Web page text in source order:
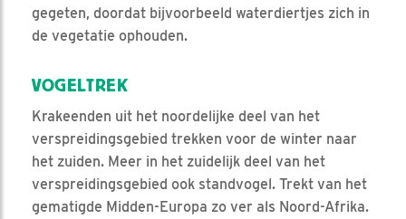
gegeten, doordat bijvoorbeeld waterdiertjes zich in
de vegetatie ophouden.
VOGELTREK
Krakeenden uit het noordelijke deel van het
verspreidingsgebied trekken voor de winter naar
het zuiden. Meer in het zuidelijk deel van het
verspreidingsgebied ook standvogel. Trekt van het
gematigde Midden-Europa zo ver als Noord-Afrika.